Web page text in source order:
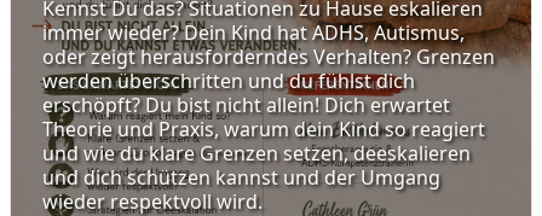
Kennst Du das? Situationen zu Hause eskalieren
immer wieder? Dein Kind hat ADHS, Autismus,
oder zeigt herausforderndes Verhalten? Grenzen
werden überschritten und du fühlst dich
erschöpft? Du bist nicht allein! Dich erwartet
Theorie und Praxis, warum dein Kind so reagiert
und wie du klare Grenzen setzen, deeskalieren
und dich schützen kannst und der Umgang
wieder respektvoll wird.